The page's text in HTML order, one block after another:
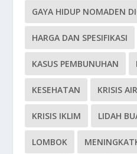
GAYA HIDUP NOMADEN
HARGA DAN SPESIFIKASI
KASUS PEMBUNUHAN
KESEHATAN KRISIS
KRISIS IKLIM LIDAH
LOMBOK